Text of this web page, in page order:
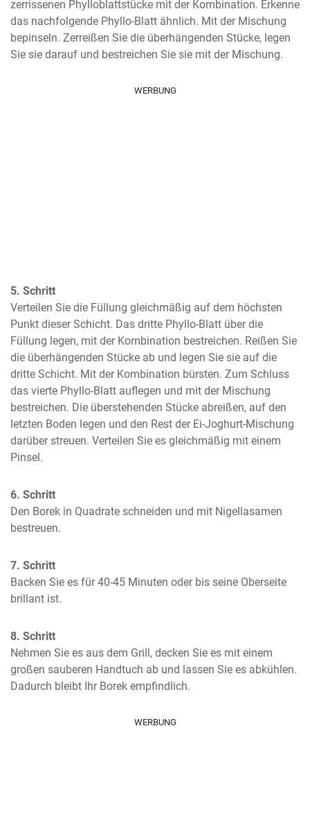
zerrissenen Phylloblattstücke mit der Kombination. Erkenne
das nachfolgende Phyllo-Blatt ähnlich. Mit der Mischung
bepinseln. Zerreißen Sie die überhängenden Stücke, legen
Sie sie darauf und bestreichen Sie sie mit der Mischung.
WERBUNG
5. Schritt
Verteilen Sie die Füllung gleichmäßig auf dem höchsten
Punkt dieser Schicht. Das dritte Phyllo-Blatt über die
Füllung legen, mit der Kombination bestreichen. Reißen Sie
die überhängenden Stücke ab und legen Sie sie auf die
dritte Schicht. Mit der Kombination bürsten. Zum Schluss
das vierte Phyllo-Blatt auflegen und mit der Mischung
bestreichen. Die überstehenden Stücke abreißen, auf den
letzten Boden legen und den Rest der Ei-Joghurt-Mischung
darüber streuen. Verteilen Sie es gleichmäßig mit einem
Pinsel.
6. Schritt
Den Borek in Quadrate schneiden und mit Nigellasamen
bestreuen.
7. Schritt
Backen Sie es für 40-45 Minuten oder bis seine Oberseite
brillant ist.
8. Schritt
Nehmen Sie es aus dem Grill, decken Sie es mit einem
großen sauberen Handtuch ab und lassen Sie es abkühlen.
Dadurch bleibt Ihr Borek empfindlich.
WERBUNG